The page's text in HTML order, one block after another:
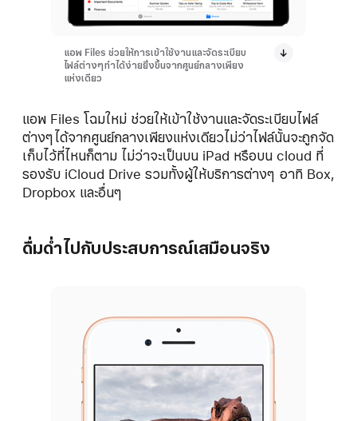
แอพ Files ช่วยให้การเข้าใช้งานและจัดระเบียบ
ไฟล์ต่างๆทำได้ง่ายยิ่งขึ้นจากศูนย์กลางเพียง
แห่งเดียว
แอพ Files โฉมใหม่ ช่วยให้เข้าใช้งานและจัดระเบียบไฟล์
ต่างๆได้จากศูนย์กลางเพียงแห่งเดียวไม่ว่าไฟล์นั้นจะถูกจัด
เก็บไว้ที่ไหนก็ตาม ไม่ว่าจะเป็นบน iPad หรือบน cloud ที่
รองรับ iCloud Drive รวมทั้งผู้ให้บริการต่างๆ อาทิ Box,
Dropbox และอื่นๆ
ดื่มด่ำไปกับประสบการณ์เสมือนจริง